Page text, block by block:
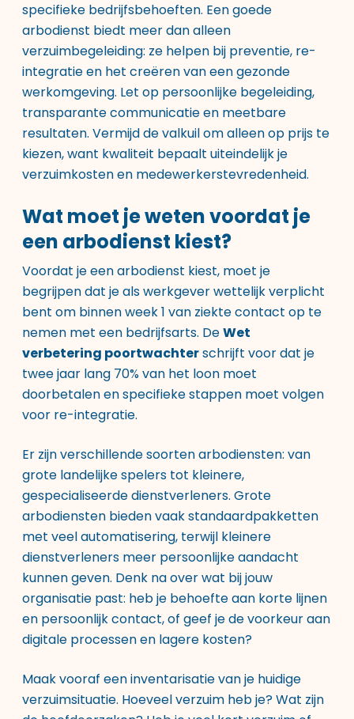
specifieke bedrijfsbehoeften. Een goede
arbodienst biedt meer dan alleen
verzuimbegeleiding: ze helpen bij preventie, re-
integratie en het creëren van een gezonde
werkomgeving. Let op persoonlijke begeleiding,
transparante communicatie en meetbare
resultaten. Vermijd de valkuil om alleen op prijs te
kiezen, want kwaliteit bepaalt uiteindelijk je
verzuimkosten en medewerkerstevredenheid.
Wat moet je weten voordat je
een arbodienst kiest?
Voordat je een arbodienst kiest, moet je
begrijpen dat je als werkgever wettelijk verplicht
bent om binnen week 1 van ziekte contact op te
nemen met een bedrijfsarts. DeWet
verbetering poortwachterschrijft voor dat je
twee jaar lang 70% van het loon moet
doorbetalen en specifieke stappen moet volgen
voor re-integratie.
Er zijn verschillende soorten arbodiensten: van
grote landelijke spelers tot kleinere,
gespecialiseerde dienstverleners. Grote
arbodiensten bieden vaak standaardpakketten
met veel automatisering, terwijl kleinere
dienstverleners meer persoonlijke aandacht
kunnen geven. Denk na over wat bij jouw
organisatie past: heb je behoefte aan korte lijnen
en persoonlijk contact, of geef je de voorkeur aan
digitale processen en lagere kosten?
Maak vooraf een inventarisatie van je huidige
verzuimsituatie. Hoeveel verzuim heb je? Wat zijn